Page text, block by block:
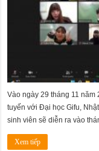
Vào ngày 29 tháng 11
tuyến với Đại học Gifu,
sinh viên sẽ diễn ra vào
Xem tiếp